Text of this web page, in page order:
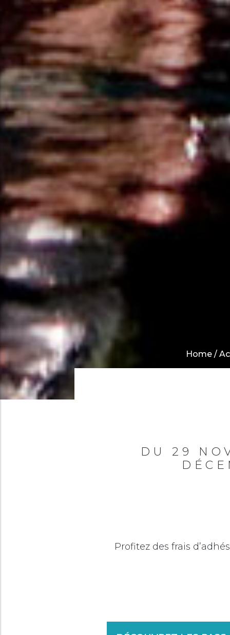
Home /
DU 29
Profitez des frais